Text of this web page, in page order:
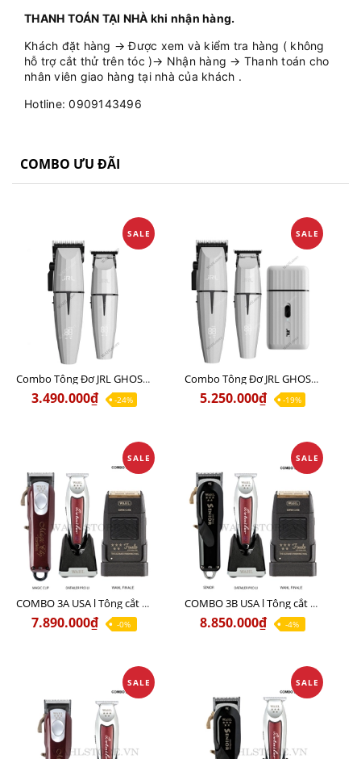
THANH TOÁN TẠI NHÀ khi nhận hàng.
Khách đặt hàng → Được xem và kiểm tra hàng ( không
hỗ trợ cắt thử trên tóc )→ Nhận hàng → Thanh toán cho
nhân viên giao hàng tại nhà của khách .
Hotline: 0909143496
COMBO ƯU ĐÃI
SALE
Combo Tông Đơ JRL GHOST 1 Limited Edition Chính Hãng USA
3.490.000₫ -24%
SALE
Combo Tông Đơ JRL GHOST 2 Limited Edition Chính Hãng USA
5.250.000₫ -19%
SALE
COMBO 3A USA l Tông cắt MAGIC + Tông viền DETAILER PRO LI + Cạo khô FINALE
7.890.000₫ -0%
SALE
COMBO 3B USA l Tông cắt SENIOR + Tông viền DETAILER PRO LI + Cạo khô FINALE
8.850.000₫ -4%
SALE SALE